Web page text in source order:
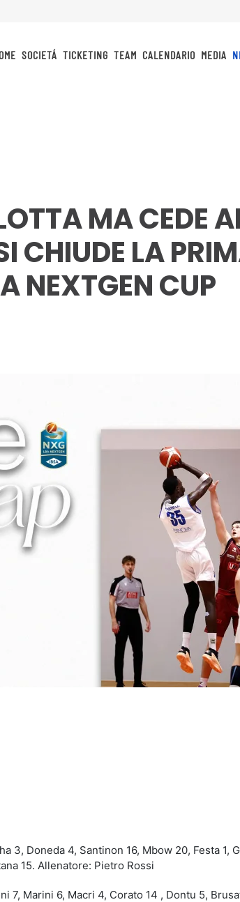
SOCIETÁ TICKETING TEAM CALENDARIO MEDIA
MA CEDE
CHIUDE LA
NEXTGEN CUP
3, Doneda 4, Santinon 16, Mbow 20, Festa 1,
15. Allenatore: Pietro Rossi
7, Marini 6, Macri 4, Corato 14 , Dontu 5,